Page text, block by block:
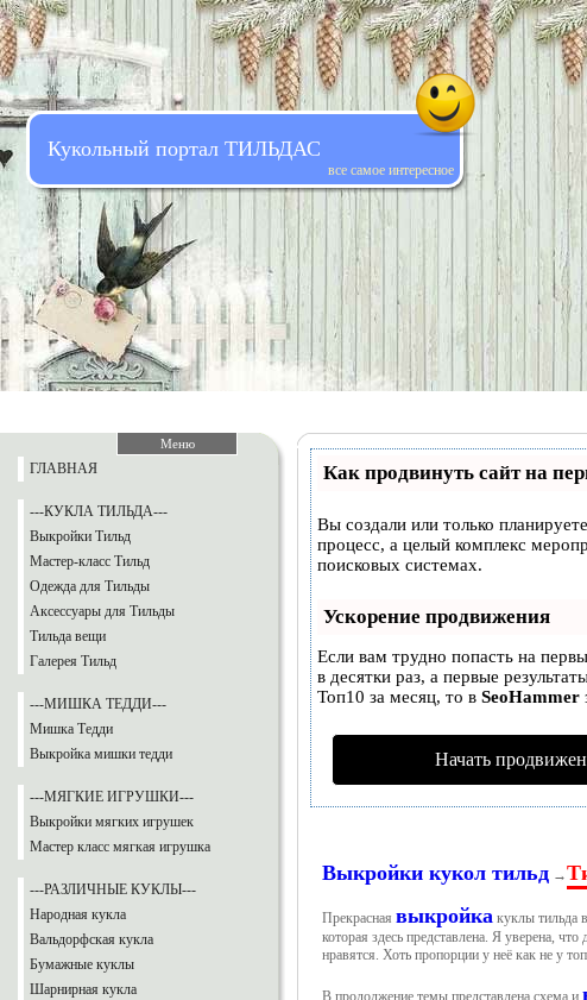
Кукольный портал ТИЛЬДАС
все самое интересное
Меню
ГЛАВНАЯ
---КУКЛА ТИЛЬДА---
Выкройки Тильд
Мастер-класс Тильд
Одежда для Тильды
Аксессуары для Тильды
Тильда вещи
Галерея Тильд
---МИШКА ТЕДДИ---
Мишка Тедди
Выкройка мишки тедди
---МЯГКИЕ ИГРУШКИ---
Выкройки мягких игрушек
Мастер класс мягкая игрушка
---РАЗЛИЧНЫЕ КУКЛЫ---
Народная кукла
Вальдорфская кукла
Бумажные куклы
Шарнирная кукла
Как продвинуть сайт на
Вы создали или только
процесс, а целый комплекс
поисковых системах.
Ускорение продвижения
Если вам трудно попасть на
в десятки раз, а первые
Топ10 за месяц, то в SeoHammer
Начать
Выкройки кукол тильд →
Прекрасная выкройка куклы тильда
которая здесь представлена. Я уверена,
нравятся. Хоть пропорции у неё как не у
В продолжение темы представлена схема и